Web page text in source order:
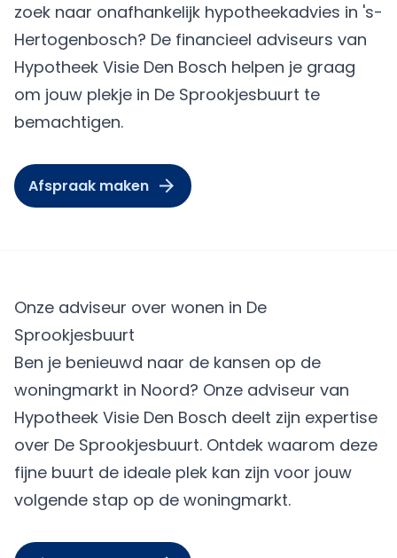
zoek naar onafhankelijk hypotheekadvies in 's-
Hertogenbosch? De financieel adviseurs van
Hypotheek Visie Den Bosch helpen je graag
om jouw plekje in De Sprookjesbuurt te
bemachtigen.
Afspraak maken
Onze adviseur over wonen in De
Sprookjesbuurt
Ben je benieuwd naar de kansen op de
woningmarkt in Noord? Onze adviseur van
Hypotheek Visie Den Bosch deelt zijn expertise
over De Sprookjesbuurt. Ontdek waarom deze
fijne buurt de ideale plek kan zijn voor jouw
volgende stap op de woningmarkt.